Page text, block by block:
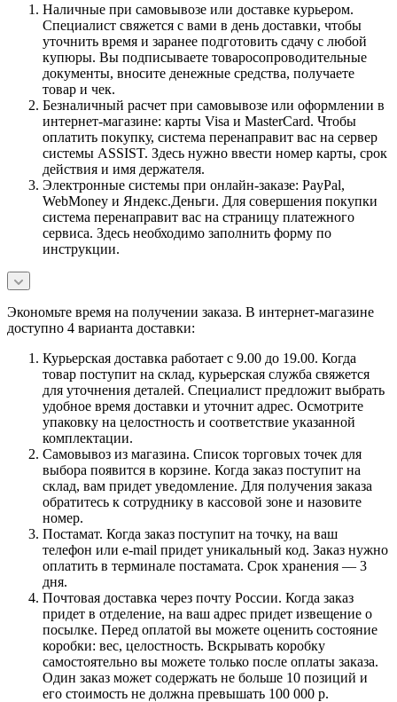
Наличные при самовывозе или доставке курьером.
Специалист свяжется с вами в день доставки, чтобы
уточнить время и заранее подготовить сдачу с любой
купюры. Вы подписываете товаросопроводительные
документы, вносите денежные средства, получаете
товар и чек.
Безналичный расчет при самовывозе или оформлении в
интернет-магазине: карты Visa и MasterCard. Чтобы
оплатить покупку, система перенаправит вас на сервер
системы ASSIST. Здесь нужно ввести номер карты, срок
действия и имя держателя.
Электронные системы при онлайн-заказе: PayPal,
WebMoney и Яндекс.Деньги. Для совершения покупки
система перенаправит вас на страницу платежного
сервиса. Здесь необходимо заполнить форму по
инструкции.
Экономьте время на получении заказа. В интернет-магазине
доступно 4 варианта доставки:
Курьерская доставка работает с 9.00 до 19.00. Когда
товар поступит на склад, курьерская служба свяжется
для уточнения деталей. Специалист предложит выбрать
удобное время доставки и уточнит адрес. Осмотрите
упаковку на целостность и соответствие указанной
комплектации.
Самовывоз из магазина. Список торговых точек для
выбора появится в корзине. Когда заказ поступит на
склад, вам придет уведомление. Для получения заказа
обратитесь к сотруднику в кассовой зоне и назовите
номер.
Постамат. Когда заказ поступит на точку, на ваш
телефон или e-mail придет уникальный код. Заказ нужно
оплатить в терминале постамата. Срок хранения — 3
дня.
Почтовая доставка через почту России. Когда заказ
придет в отделение, на ваш адрес придет извещение о
посылке. Перед оплатой вы можете оценить состояние
коробки: вес, целостность. Вскрывать коробку
самостоятельно вы можете только после оплаты заказа.
Один заказ может содержать не больше 10 позиций и
его стоимость не должна превышать 100 000 р.